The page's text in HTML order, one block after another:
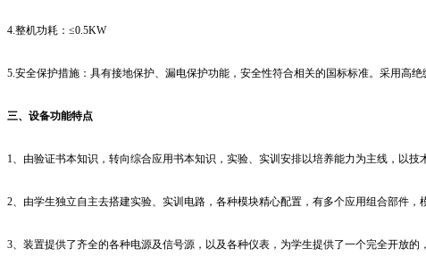
4. 整机功耗： ≤0.5KW
5. 安全保护措施：具有接地保护、漏电保护功能，安全性符合相关的国标标准。采用高
三、设备功能特点
1 、由验证书本知识，转向综合应用书本知识，实验、实训安排以培养能力为主线，以技
2 、由学生独立自主去搭建实验、实训电路，各种模块精心配置，有多个应用组合部件
3 、装置提供了齐全的各种电源及信号源，以及各种仪表，为学生提供了一个完全开放